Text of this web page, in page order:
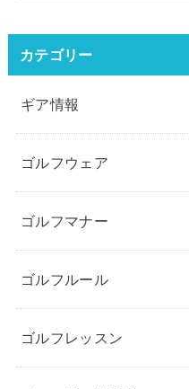
カテゴリー
ギア情報
ゴルフウェア
ゴルフマナー
ゴルフルール
ゴルフレッスン